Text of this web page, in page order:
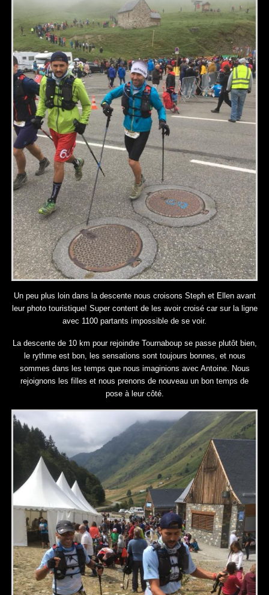
Un peu plus loin dans la descente nous croisons Steph et Ellen avant
leur photo touristique! Super content de les avoir croisé car sur la ligne
avec 1100 partants impossible de se voir.
La descente de 10 km pour rejoindre Tournaboup se passe plutôt bien,
le rythme est bon, les sensations sont toujours bonnes, et nous
sommes dans les temps que nous imaginions avec Antoine. Nous
rejoignons les filles et nous prenons de nouveau un bon temps de
pose à leur côté.